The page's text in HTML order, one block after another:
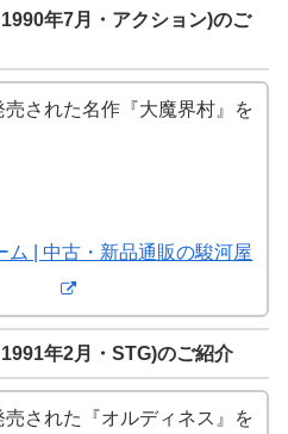
年7月・アクション)のご
された名作『大魔界村』を
ム | 中古・新品通販の駿河屋
年2月・STG)のご紹介
された『オルディネス』を